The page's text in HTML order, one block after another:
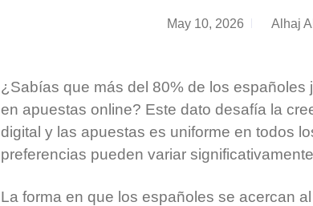
May 10, 2026 Alhaj
¿Sabías que más del 80% de los
en apuestas online? Este dato desafía la
digital y las apuestas es uniforme en todos
preferencias pueden variar
La forma en que los españoles se acercan